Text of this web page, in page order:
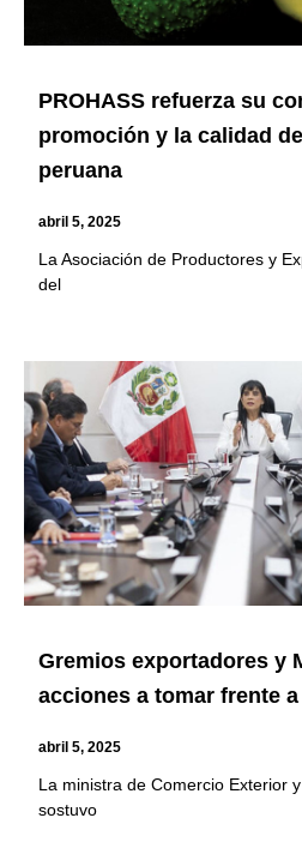
PROHASS refuerza su
promoción y la calidad
peruana
abril 5, 2025
La Asociación de Productores y
del
Gremios exportadores y
acciones a tomar frente
abril 5, 2025
La ministra de Comercio Exterior
sostuvo